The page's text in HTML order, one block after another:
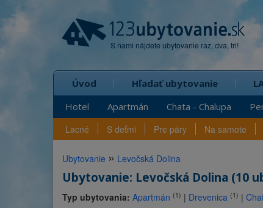
S nami nájdete ubytovanie raz, dva, tri!
Úvod
Hotel
Apartmán Chata - Chalupa
Hľadať ubytovanie
Lacné S deťmi Pre páry Na samote
Ubytovanie » Levočská Dolina
Ubytovanie: Levočská Dolina (10
Typ ubytovania: Apartmán (1) | Drevenica (1) |